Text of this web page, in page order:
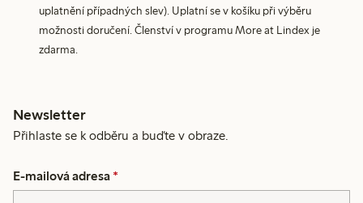
uplatnění případných slev). Uplatní se v košíku při výběru
možnosti doručení. Členství v programu More at Lindex je
zdarma.
Newsletter
Přihlaste se k odběru a buďte v obraze.
E-mailová adresa *